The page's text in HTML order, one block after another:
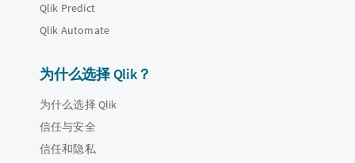
Qlik Predict
Qlik Automate
为什么选择 Qlik？
为什么选择 Qlik
信任与安全
信任和隐私